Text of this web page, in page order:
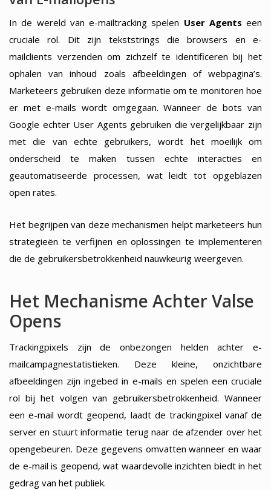
In de wereld van e-mailtracking spelen User Agents een
cruciale rol. Dit zijn tekststrings die browsers en e-
mailclients verzenden om zichzelf te identificeren bij het
ophalen van inhoud zoals afbeeldingen of webpagina’s.
Marketeers gebruiken deze informatie om te monitoren hoe
er met e-mails wordt omgegaan. Wanneer de bots van
Google echter User Agents gebruiken die vergelijkbaar zijn
met die van echte gebruikers, wordt het moeilijk om
onderscheid te maken tussen echte interacties en
geautomatiseerde processen, wat leidt tot opgeblazen
open rates.
Het begrijpen van deze mechanismen helpt marketeers hun
strategieën te verfijnen en oplossingen te implementeren
die de gebruikersbetrokkenheid nauwkeurig weergeven.
Het Mechanisme Achter Valse
Opens
Trackingpixels zijn de onbezongen helden achter e-
mailcampagnestatistieken. Deze kleine, onzichtbare
afbeeldingen zijn ingebed in e-mails en spelen een cruciale
rol bij het volgen van gebruikersbetrokkenheid. Wanneer
een e-mail wordt geopend, laadt de trackingpixel vanaf de
server en stuurt informatie terug naar de afzender over het
opengebeuren. Deze gegevens omvatten wanneer en waar
de e-mail is geopend, wat waardevolle inzichten biedt in het
gedrag van het publiek.